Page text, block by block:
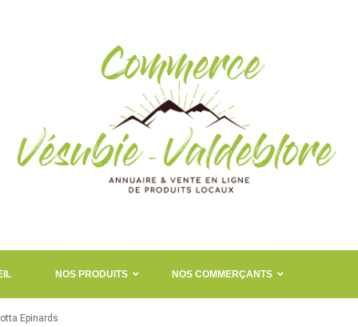
NOS PRODUITS NOS COMMERÇANTS
Epinards